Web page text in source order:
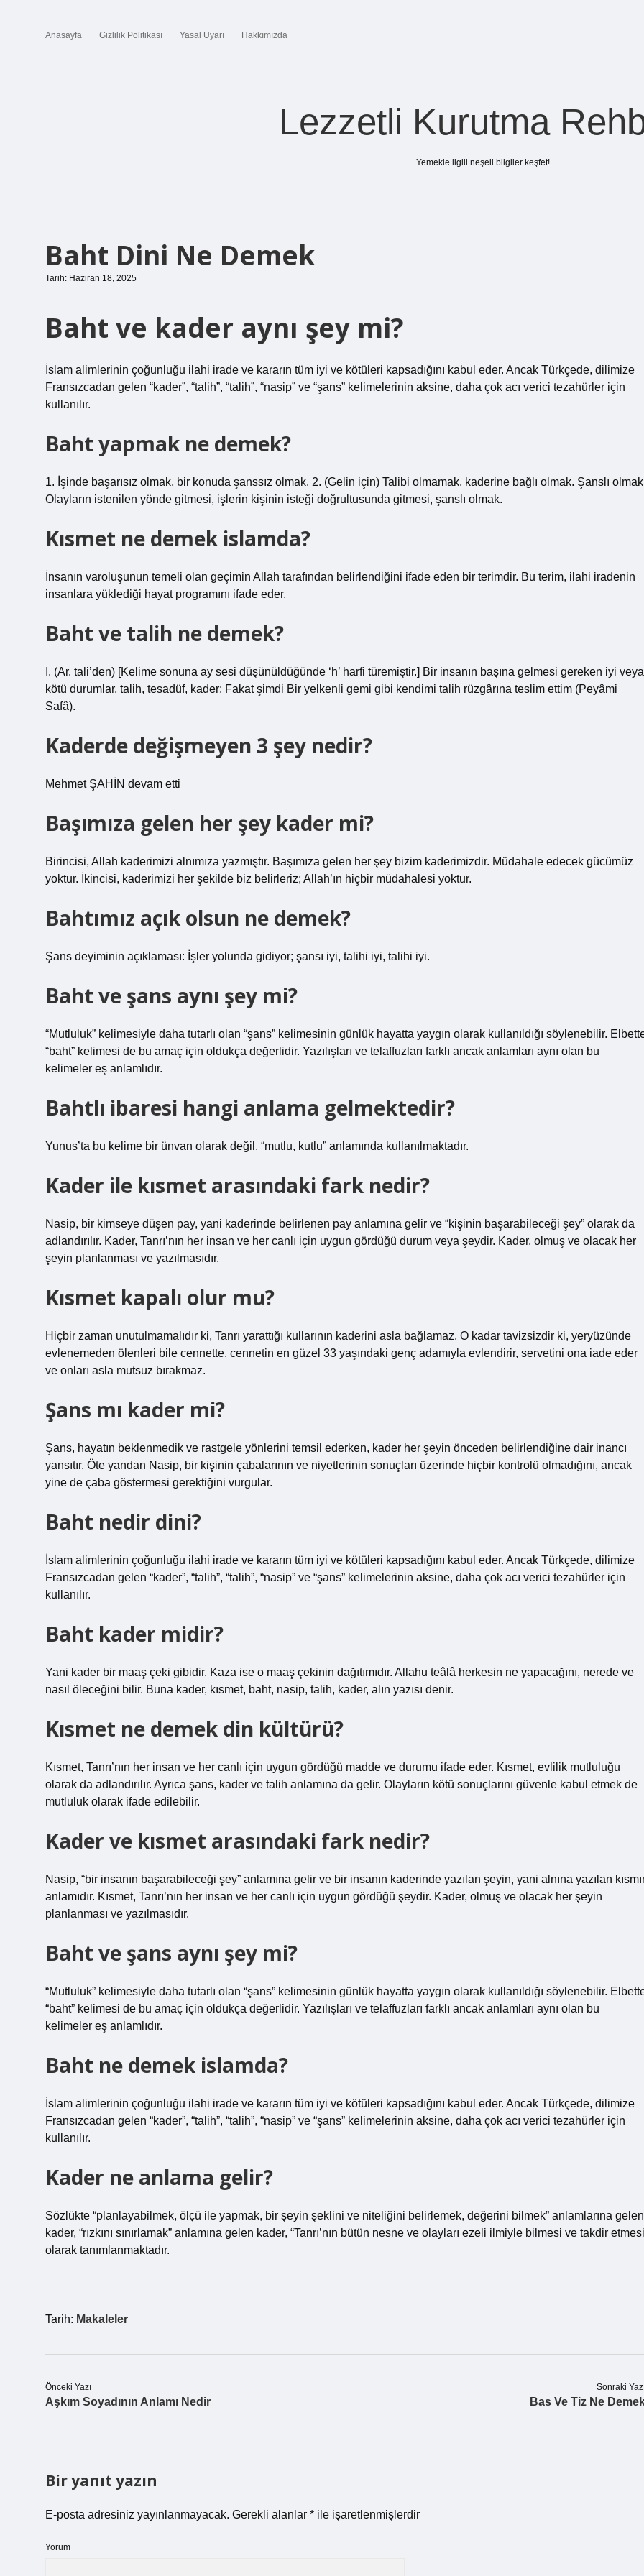
Anasayfa Gizlilik Politikası Yasal Uyarı Hakkımızda
Lezzetli Kurutma
Yemekle ilgili neşeli bilgiler keşfet!
Baht Dini Ne Demek
Tarih: Haziran 18, 2025
Baht ve kader aynı şey mi?
İslam alimlerinin çoğunluğu ilahi irade ve kararın tüm iyi ve kötüleri kapsadığını kabul eder. Ancak Türkçede, dilimize
Fransızcadan gelen “kader”, “talih”, “talih”, “nasip” ve “şans” kelimelerinin aksine, daha çok acı verici tezahürler için
kullanılır.
Baht yapmak ne demek?
1. İşinde başarısız olmak, bir konuda şanssız olmak. 2. (Gelin için) Talibi olmamak, kaderine bağlı olmak. Şanslı
Olayların istenilen yönde gitmesi, işlerin kişinin isteği doğrultusunda gitmesi, şanslı olmak.
Kısmet ne demek islamda?
İnsanın varoluşunun temeli olan geçimin Allah tarafından belirlendiğini ifade eden bir terimdir. Bu terim, ilahi iradenin
insanlara yüklediği hayat programını ifade eder.
Baht ve talih ne demek?
I. (Ar. tāli’den) [Kelime sonuna ay sesi düşünüldüğünde ‘h’ harfi türemiştir.] Bir insanın başına gelmesi gereken iyi veya
kötü durumlar, talih, tesadüf, kader: Fakat şimdi Bir yelkenli gemi gibi kendimi talih rüzgârına teslim ettim (Peyâmi
Safâ).
Kaderde değişmeyen 3 şey nedir?
Mehmet ŞAHİN devam etti
Başımıza gelen her şey kader mi?
Birincisi, Allah kaderimizi alnımıza yazmıştır. Başımıza gelen her şey bizim kaderimizdir. Müdahale edecek gücümüz
yoktur. İkincisi, kaderimizi her şekilde biz belirleriz; Allah’ın hiçbir müdahalesi yoktur.
Bahtımız açık olsun ne demek?
Şans deyiminin açıklaması: İşler yolunda gidiyor; şansı iyi, talihi iyi, talihi iyi.
Baht ve şans aynı şey mi?
“Mutluluk” kelimesiyle daha tutarlı olan “şans” kelimesinin günlük hayatta yaygın olarak kullanıldığı söylenebilir.
“baht” kelimesi de bu amaç için oldukça değerlidir. Yazılışları ve telaffuzları farklı ancak anlamları aynı olan bu
kelimeler eş anlamlıdır.
Bahtlı ibaresi hangi anlama gelmektedir?
Yunus’ta bu kelime bir ünvan olarak değil, “mutlu, kutlu” anlamında kullanılmaktadır.
Kader ile kısmet arasındaki fark nedir?
Nasip, bir kimseye düşen pay, yani kaderinde belirlenen pay anlamına gelir ve “kişinin başarabileceği şey” olarak da
adlandırılır. Kader, Tanrı’nın her insan ve her canlı için uygun gördüğü durum veya şeydir. Kader, olmuş ve olacak her
şeyin planlanması ve yazılmasıdır.
Kısmet kapalı olur mu?
Hiçbir zaman unutulmamalıdır ki, Tanrı yarattığı kullarının kaderini asla bağlamaz. O kadar tavizsizdir ki, yeryüzünde
evlenemeden ölenleri bile cennette, cennetin en güzel 33 yaşındaki genç adamıyla evlendirir, servetini ona iade eder
ve onları asla mutsuz bırakmaz.
Şans mı kader mi?
Şans, hayatın beklenmedik ve rastgele yönlerini temsil ederken, kader her şeyin önceden belirlendiğine dair inancı
yansıtır. Öte yandan Nasip, bir kişinin çabalarının ve niyetlerinin sonuçları üzerinde hiçbir kontrolü olmadığını, ancak
yine de çaba göstermesi gerektiğini vurgular.
Baht nedir dini?
İslam alimlerinin çoğunluğu ilahi irade ve kararın tüm iyi ve kötüleri kapsadığını kabul eder. Ancak Türkçede, dilimize
Fransızcadan gelen “kader”, “talih”, “talih”, “nasip” ve “şans” kelimelerinin aksine, daha çok acı verici tezahürler için
kullanılır.
Baht kader midir?
Yani kader bir maaş çeki gibidir. Kaza ise o maaş çekinin dağıtımıdır. Allahu teâlâ herkesin ne yapacağını, nerede ve
nasıl öleceğini bilir. Buna kader, kısmet, baht, nasip, talih, kader, alın yazısı denir.
Kısmet ne demek din kültürü?
Kısmet, Tanrı’nın her insan ve her canlı için uygun gördüğü madde ve durumu ifade eder. Kısmet, evlilik mutluluğu
olarak da adlandırılır. Ayrıca şans, kader ve talih anlamına da gelir. Olayların kötü sonuçlarını güvenle kabul etmek de
mutluluk olarak ifade edilebilir.
Kader ve kısmet arasındaki fark nedir?
Nasip, “bir insanın başarabileceği şey” anlamına gelir ve bir insanın kaderinde yazılan şeyin, yani alnına yazılan
anlamıdır. Kısmet, Tanrı’nın her insan ve her canlı için uygun gördüğü şeydir. Kader, olmuş ve olacak her şeyin
planlanması ve yazılmasıdır.
Baht ve şans aynı şey mi?
“Mutluluk” kelimesiyle daha tutarlı olan “şans” kelimesinin günlük hayatta yaygın olarak kullanıldığı söylenebilir.
“baht” kelimesi de bu amaç için oldukça değerlidir. Yazılışları ve telaffuzları farklı ancak anlamları aynı olan bu
kelimeler eş anlamlıdır.
Baht ne demek islamda?
İslam alimlerinin çoğunluğu ilahi irade ve kararın tüm iyi ve kötüleri kapsadığını kabul eder. Ancak Türkçede, dilimize
Fransızcadan gelen “kader”, “talih”, “talih”, “nasip” ve “şans” kelimelerinin aksine, daha çok acı verici tezahürler için
kullanılır.
Kader ne anlama gelir?
Sözlükte “planlayabilmek, ölçü ile yapmak, bir şeyin şeklini ve niteliğini belirlemek, değerini bilmek” anlamlarına gelen
kader, “rızkını sınırlamak” anlamına gelen kader, “Tanrı’nın bütün nesne ve olayları ezeli ilmiyle bilmesi ve takdir
olarak tanımlanmaktadır.
Tarih: Makaleler
Önceki Yazı
Aşkım Soyadının Anlamı Nedir
Sonraki
Bas Ve Tiz Ne
Bir yanıt yazın
E-posta adresiniz yayınlanmayacak. Gerekli alanlar * ile işaretlenmişlerdir
Yorum